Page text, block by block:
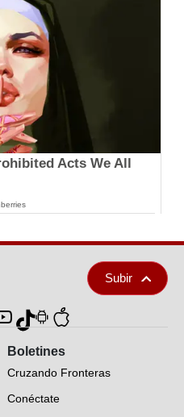
Acts We All
Subir
Boletines
Cruzando Fronteras
Conéctate